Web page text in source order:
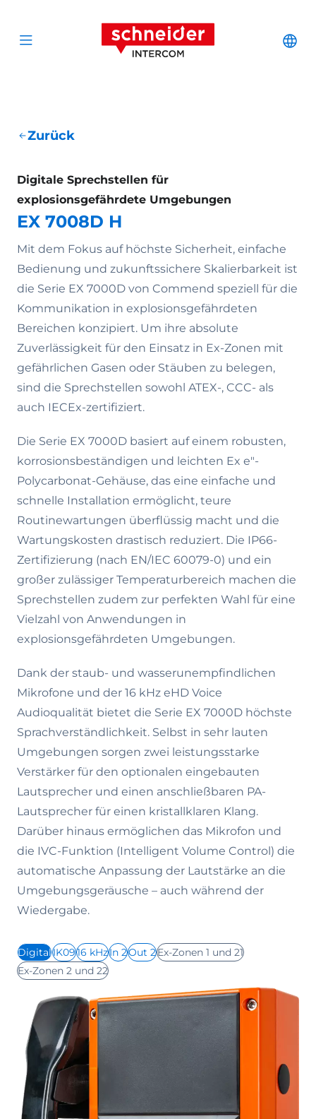
Open menu
Schneider
Zurück
Digitale Sprechstellen für
explosionsgefährdete Umgebungen
EX 7008D H
Mit dem Fokus auf höchste Sicherheit, einfache
Bedienung und zukunftssichere Skalierbarkeit ist
die Serie EX 7000D von Commend speziell für die
Kommunikation in explosionsgefährdeten
Bereichen konzipiert. Um ihre absolute
Zuverlässigkeit für den Einsatz in Ex-Zonen mit
gefährlichen Gasen oder Stäuben zu belegen,
sind die Sprechstellen sowohl ATEX-, CCC- als
auch IECEx-zertifiziert.
Die Serie EX 7000D basiert auf einem robusten,
korrosionsbeständigen und leichten Ex e"-
Polycarbonat-Gehäuse, das eine einfache und
schnelle Installation ermöglicht, teure
Routinewartungen überflüssig macht und die
Wartungskosten drastisch reduziert. Die IP66-
Zertifizierung (nach EN/IEC 60079-0) und ein
großer zulässiger Temperaturbereich machen die
Sprechstellen zudem zur perfekten Wahl für eine
Vielzahl von Anwendungen in
explosionsgefährdeten Umgebungen.
Dank der staub- und wasserunempfindlichen
Mikrofone und der 16 kHz eHD Voice
Audioqualität bietet die Serie EX 7000D höchste
Sprachverständlichkeit. Selbst in sehr lauten
Umgebungen sorgen zwei leistungsstarke
Verstärker für den optionalen eingebauten
Lautsprecher und einen anschließbaren PA-
Lautsprecher für einen kristallklaren Klang.
Darüber hinaus ermöglichen das Mikrofon und
die IVC-Funktion (Intelligent Volume Control) die
automatische Anpassung der Lautstärke an die
Umgebungsgeräusche – auch während der
Wiedergabe.
DigitalIK0916 kHzIn 2Out 2Ex-Zonen 1 und 21
Ex-Zonen 2 und 22